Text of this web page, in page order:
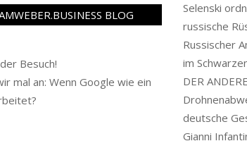
BLOG
Besuch!
mal an: Wenn Google wie ein
Selenski
russische
Russischer
im
DER
deutsche
Gianni